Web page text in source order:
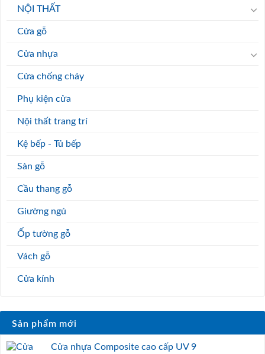
NỘI THẤT
Cửa gỗ
Cửa nhựa
Cửa chống cháy
Phụ kiện cửa
Nội thất trang trí
Kệ bếp - Tủ bếp
Sàn gỗ
Cầu thang gỗ
Giường ngủ
Ốp tường gỗ
Vách gỗ
Cửa kính
Sản phẩm mới
Cửa nhựa Composite cao cấp UV 9